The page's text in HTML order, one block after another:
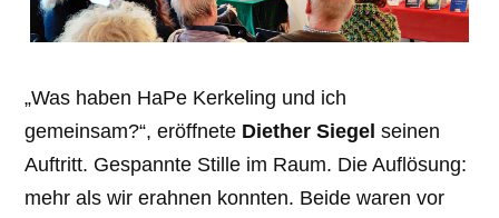
„Was haben HaPe Kerkeling und ich
gemeinsam?“, eröffnete Diether Siegel seinen
Auftritt. Gespannte Stille im Raum. Die Auflösung:
mehr als wir erahnen konnten. Beide waren vor